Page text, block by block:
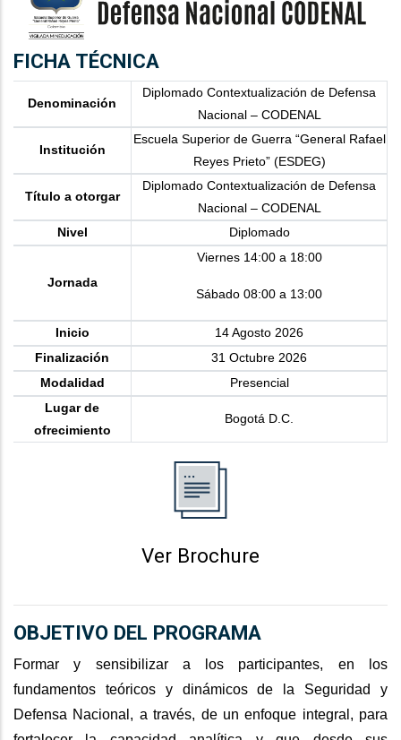
FICHA TÉCNICA
Denominación
Diplomado Contextualización de Defensa
Nacional – CODENAL
Institución
Escuela Superior de Guerra “General Rafael
Reyes Prieto” (ESDEG)
Título a otorgar
Diplomado Contextualización de Defensa
Nacional – CODENAL
Nivel
Diplomado
Jornada
Viernes 14:00 a 18:00​
Sábado 08:00 a 13:00​
Inicio
14 Agosto 2026
Finalización
31 Octubre 2026
Modalidad
Presencial
Lugar de
ofrecimiento
Bogotá D.C.
Ver Brochure
OBJETIVO DEL PROGRAMA
Formar y sensibilizar a los participantes, en los
fundamentos teóricos y dinámicos de la Seguridad y
Defensa Nacional, a través, de un enfoque integral, para